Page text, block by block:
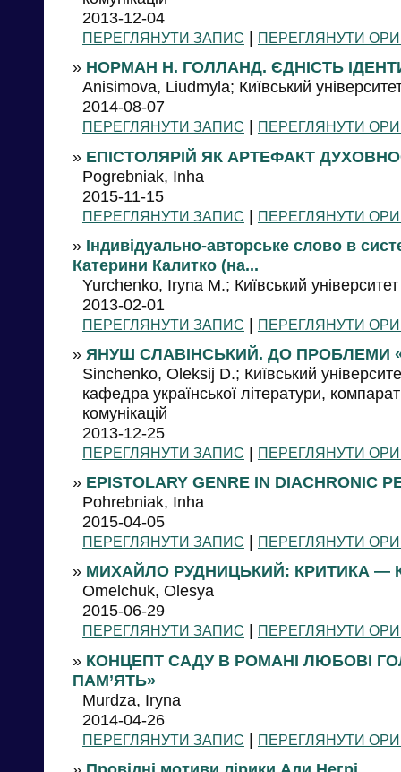
2013-12-04
ПЕРЕГЛЯНУТИ ЗАПИС | ПЕРЕГЛЯНУТИ
» НОРМАН Н. ГОЛЛАНД. ЄДНІСТЬ
Anisimova, Liudmyla; Київський
2014-08-07
ПЕРЕГЛЯНУТИ ЗАПИС | ПЕРЕГЛЯНУТИ
» ЕПІСТОЛЯРІЙ ЯК АРТЕФАКТ
Pogrebniak, Inha
2015-11-15
ПЕРЕГЛЯНУТИ ЗАПИС | ПЕРЕГЛЯНУТИ
» Індивідуально-авторське слово в
Катерини Калитко (на...
Yurchenko, Iryna M.; Київський
2013-02-01
ПЕРЕГЛЯНУТИ ЗАПИС | ПЕРЕГЛЯНУТИ
» ЯНУШ СЛАВІНСЬКИЙ. ДО ПРОБЛЕМИ
Sinchenko, Oleksij D.; Київський
кафедра української літератури,
комунікацій
2013-12-25
ПЕРЕГЛЯНУТИ ЗАПИС | ПЕРЕГЛЯНУТИ
» EPISTOLARY GENRE IN DIACHRONIC
Pohrebniak, Inha
2015-04-05
ПЕРЕГЛЯНУТИ ЗАПИС | ПЕРЕГЛЯНУТИ
» МИХАЙЛО РУДНИЦЬКИЙ: КРИТИКА —
Omelchuk, Olesya
2015-06-29
ПЕРЕГЛЯНУТИ ЗАПИС | ПЕРЕГЛЯНУТИ
» КОНЦЕПТ САДУ В РОМАНІ ЛЮБОВІ
ПАМ’ЯТЬ»
Murdza, Iryna
2014-04-26
ПЕРЕГЛЯНУТИ ЗАПИС | ПЕРЕГЛЯНУТИ